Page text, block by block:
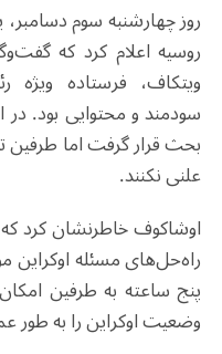
روز چهارشنبه سوم
روسیه اعلام کرد که
ویتکاف، فرستاده ویژه
سودمند و محتوایی بود.
بحث قرار گرفت اما طرفین
علنی نکنند.
اوشاکوف خاطرنشان کرد
راه‌حل‌های مسئله
پنج ساعته به طرفین
وضعیت اوکراین را به طور